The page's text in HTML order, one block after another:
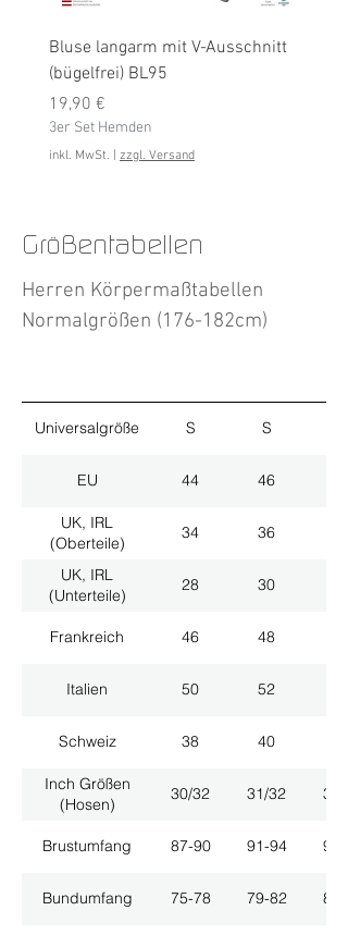
Bluse langarm mit V-Ausschnitt
(bügelfrei) BL95
Preis
19,90 €
3er Set Hemden
inkl. MwSt. zzgl. Versand
Größentabellen
Herren Körpermaßtabellen
Normalgrößen (176-182cm)
Universalgröße S S
EU 44 46
UK, IRL
(Oberteile)
34 36
UK, IRL
(Unterteile)
28 30
Frankreich 46 48
Italien 50 52
Schweiz 38 40
Inch Größen
(Hosen)
30/32 31/32 33/
Brustumfang 87-90 91-94 95-
Bundumfang 75-78 79-82 83-